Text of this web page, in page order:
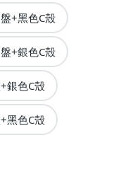
+黑色C殼
+銀色C殼
銀色C殼
黑色C殼